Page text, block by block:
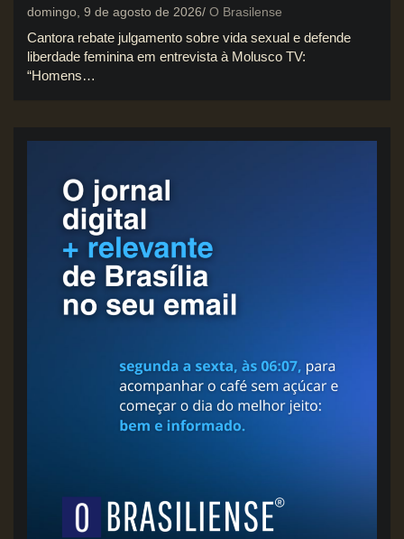
domingo, 9 de agosto de 2026 O Brasilense
Cantora rebate julgamento sobre vida sexual e defende
liberdade feminina em entrevista à Molusco TV:
“Homens…